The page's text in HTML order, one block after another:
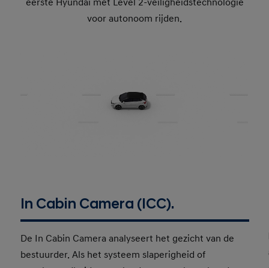
eerste Hyundai met Level 2-veiligheidstechnologie
voor autonoom rijden.
In Cabin Camera (ICC).
De In Cabin Camera analyseert het gezicht van de
bestuurder. Als het systeem slaperigheid of